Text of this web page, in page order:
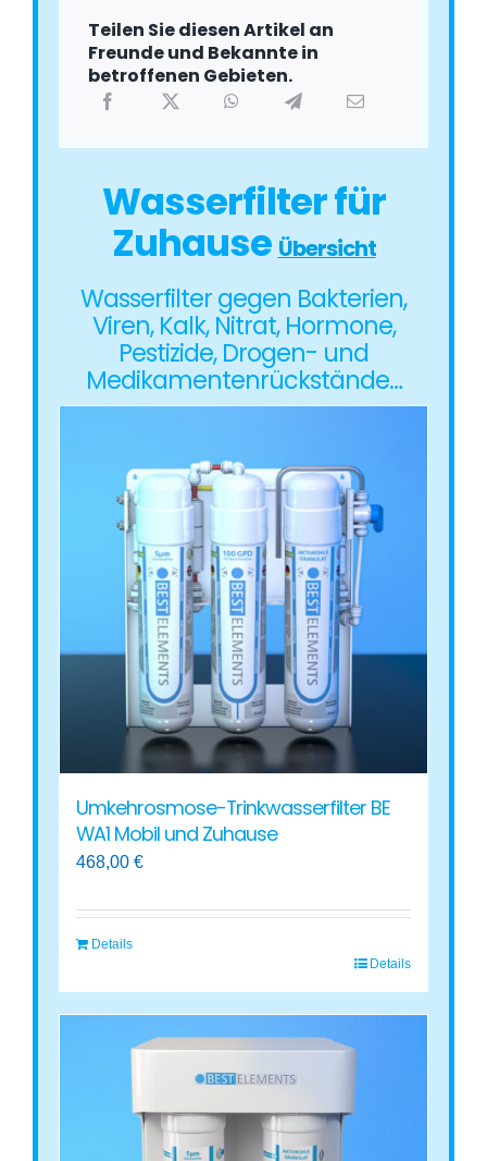
Teilen Sie diesen Artikel an
Freunde und Bekannte in
betroffenen Gebieten.
Wasserfilter für
ZuhauseÜbersicht
Wasserfilter gegen Bakterien,
Viren, Kalk, Nitrat, Hormone,
Pestizide, Drogen- und
Medikamentenrückstände…
Umkehrosmose-Trinkwasserfilter BE
WA1 Mobil und Zuhause
468,00€
Details
Details